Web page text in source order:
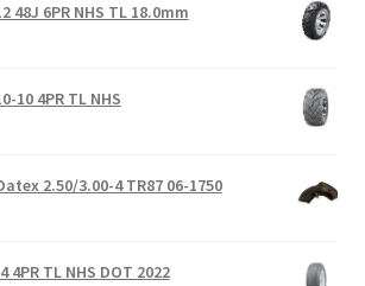
48J 6PR NHS TL 18.0mm
10 4PR TL NHS
2.50/3.00-4 TR87 06-1750
4PR TL NHS DOT 2022